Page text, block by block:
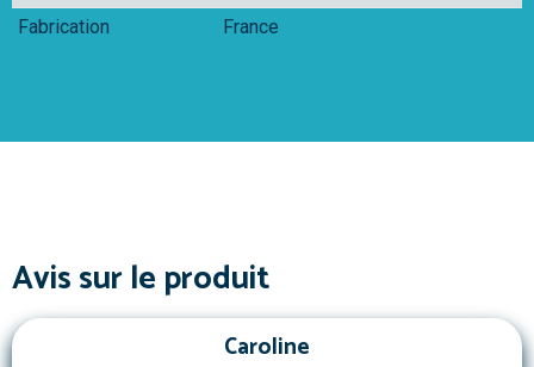
Fabrication
France
Avis sur le produit
Caroline